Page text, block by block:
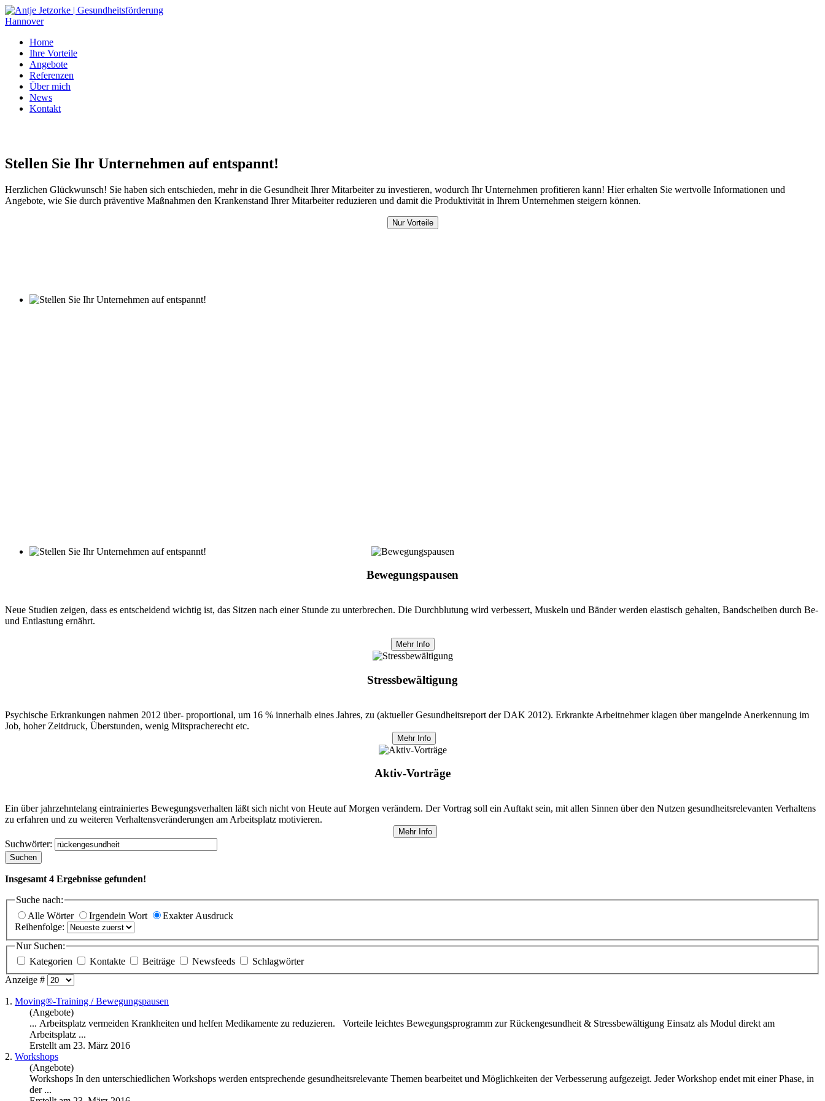
Home
Ihre Vorteile
Angebote
Referenzen
Über mich
News
Kontakt
Stellen Sie Ihr Unternehmen auf entspannt!
Herzlichen Glückwunsch! Sie haben sich entschieden, mehr in die Gesundheit Ihrer Mitarbeiter zu investieren, wodurch Ihr Unternehmen profitieren kann! Hier erhalten Sie wertvolle Informationen und
Angebote, wie Sie durch präventive Maßnahmen den Krankenstand Ihrer Mitarbeiter reduzieren und damit die Produktivität in Ihrem Unternehmen steigern können.
Nur Vorteile
Bewegungspausen
Neue Studien zeigen, dass es entscheidend wichtig ist, das Sitzen nach einer Stunde zu unterbrechen. Die Durchblutung wird verbessert, Muskeln und Bänder werden elastisch gehalten, Bandscheiben durch Be-
und Entlastung ernährt.
Mehr Info
Stressbewältigung
Psychische Erkrankungen nahmen 2012 über- proportional, um 16 % innerhalb eines Jahres, zu (aktueller Gesundheitsreport der DAK 2012). Erkrankte Arbeitnehmer klagen über mangelnde Anerkennung im
Job, hoher Zeitdruck, Überstunden, wenig Mitspracherecht etc.
Mehr Info
Aktiv-Vorträge
Ein über jahrzehntelang eintrainiertes Bewegungsverhalten läßt sich nicht von Heute auf Morgen verändern. Der Vortrag soll ein Auftakt sein, mit allen Sinnen über den Nutzen gesundheitsrelevanten Verhaltens
zu erfahren und zu weiteren Verhaltensveränderungen am Arbeitsplatz motivieren.
Mehr Info
Suchwörter:
Suchen
Insgesamt 4 Ergebnisse gefunden!
Suche nach:
Alle Wörter
Irgendein Wort
Exakter Ausdruck
Reihenfolge:
Nur Suchen:
Kategorien
Kontakte Beiträge Newsfeeds
Schlagwörter
Anzeige #
1. Moving®-Training / Bewegungspausen
(Angebote)
... Arbeitsplatz vermeiden Krankheiten und helfen Medikamente zu reduzieren. Vorteile leichtes Bewegungsprogramm zurRückengesundheit & Stressbewältigung Einsatz als Modul direkt am
Arbeitsplatz ...
Erstellt am 23. März 2016
2. Workshops
(Angebote)
Workshops In den unterschiedlichen Workshops werden entsprechende gesundheitsrelevante Themen bearbeitet und Möglichkeiten der Verbesserung aufgezeigt. Jeder Workshop endet mit einer Phase, in
der ...